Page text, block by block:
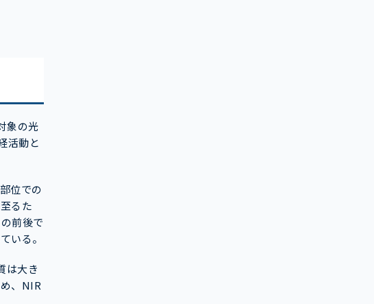
象の光
活動と
位での
るた
前後で
いる。
は大き
、NIR